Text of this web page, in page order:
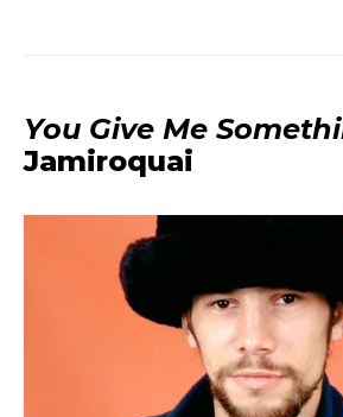
You Give Me
Jamiroquai